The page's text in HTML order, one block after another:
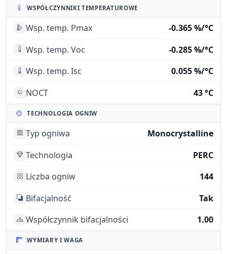
WSPÓŁCZYNNIKI TEMPERATUROWE
Wsp. temp. Pmax
-0.365 %/°C
Wsp. temp. Voc
-0.285 %/°C
Wsp. temp. Isc
0.055 %/°C
NOCT
43 °C
TECHNOLOGIA OGNIW
Typ ogniwa
Monocrystalline
Technologia
PERC
Liczba ogniw
144
Bifacjalność
Tak
Współczynnik bifacjalności
1.00
WYMIARY I WAGA